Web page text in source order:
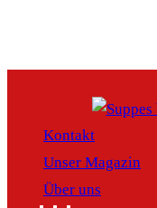
Kontakt
Unser Magazin
Über uns